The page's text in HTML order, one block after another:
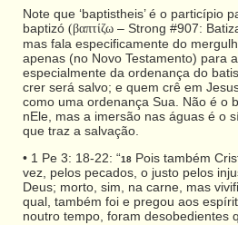
Note que ‘baptistheis’ é o particípio
baptizó (βαπτίζω – Strong #907:
mas fala especificamente do
apenas (no Novo Testamento) para
especialmente da ordenança do
crer será salvo; e quem crê em
como uma ordenança Sua. Não é o
nEle, mas a imersão nas águas é o
que traz a salvação.
• 1 Pe 3: 18-22: “18 Pois também
vez, pelos pecados, o justo pelos
Deus; morto, sim, na carne, mas
qual, também foi e pregou aos
noutro tempo, foram desobedientes